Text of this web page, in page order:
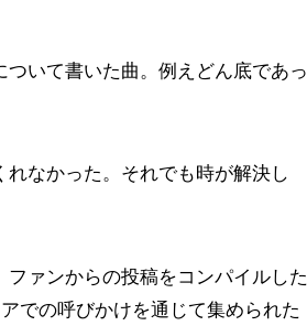
いて書いた曲。例えどん底であっ
れなかった。それでも時が解決し
ァンからの投稿をコンパイルした
での呼びかけを通じて集められた